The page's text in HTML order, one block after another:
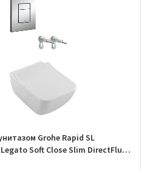
Grohe Rapid SL
Soft Close Slim DirectFlush